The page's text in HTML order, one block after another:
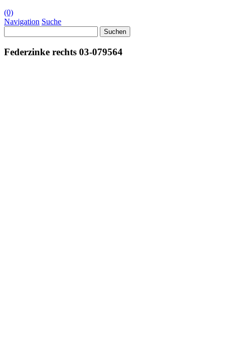
(0)
Navigation Suche
nach:
Federzinke rechts 03-079564